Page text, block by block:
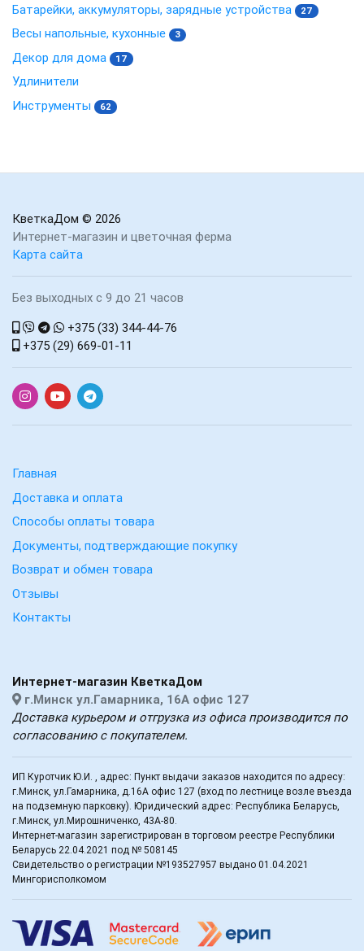
Батарейки, аккумуляторы, зарядные устройства 27
Весы напольные, кухонные 3
Декор для дома 17
Удлинители
Инструменты
62
КветкаДом © 2026
Интернет-магазин и цветочная ферма
Карта сайта
Без выходных с 9 до 21 часов
+375 (33) 344-44-76
+375 (29) 669-01-11
Главная
Доставка и оплата
Способы оплаты товара
Документы, подтверждающие покупку
Возврат и обмен товара
Отзывы
Контакты
Интернет-магазин КветкаДом
г.Минск ул.Гамарника, 16А офис 127
Доставка курьером и отгрузка из офиса производится по
согласованию с покупателем.
ИП Куротчик Ю.И. , адрес: Пункт выдачи заказов находится по адресу:
г.Минск, ул.Гамарника, д.16А офис 127 (вход по лестнице возле въезда
на подземную парковку). Юридический адрес: Республика Беларусь,
г.Минск, ул.Мирошниченко, 43А-80.
Интернет-магазин зарегистрирован в торговом реестре Республики
Беларусь 22.04.2021 под № 508145
Свидетельство о регистрации №193527957 выдано 01.04.2021
Мингорисполкомом